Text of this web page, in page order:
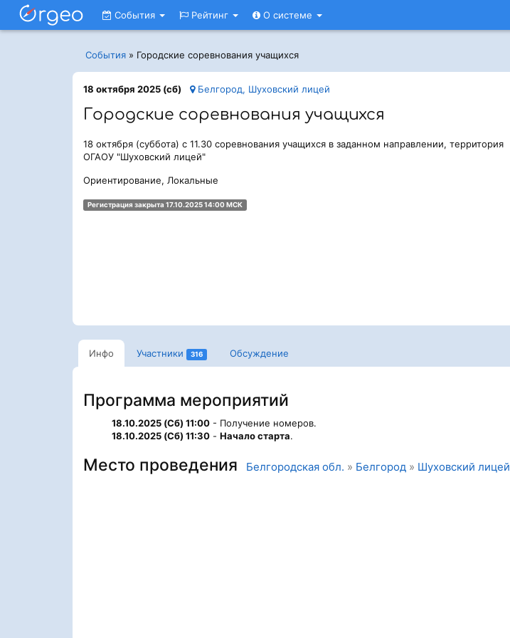
События Рейтинг О системе
События » Городские соревнования учащихся
18 октября 2025 (сб) Белгород, Шуховский лицей
Городские соревнования учащихся
18 октября (суббота) с 11.30 соревнования учащихся в заданном направлении, территория
ОГАОУ "Шуховский лицей"
Ориентирование, Локальные
Регистрация закрыта 17.10.2025 14:00 МСК
Инфо Участники 316 Обсуждение
Программа мероприятий
18.10.2025 (Сб) 11:00 - Получение номеров.
18.10.2025 (Сб) 11:30 - Начало старта.
Место проведения Белгородская обл. » Белгород » Шуховский лицей